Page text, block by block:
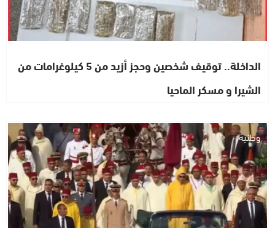
الداخلة.. توقيف شخصين وحجز أزيد من 5 كيلوغرامات من
الشيرا و مسكر الماحيا
وطنية